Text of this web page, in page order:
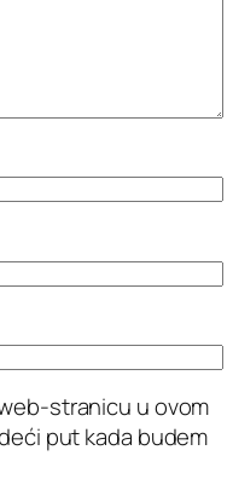
stranicu u ovom
put kada budem